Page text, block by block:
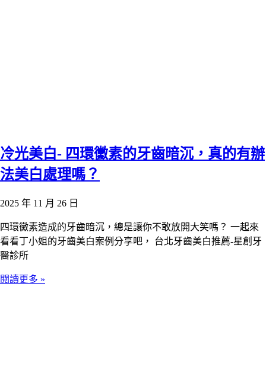
冷光美白- 四環黴素的牙齒暗沉，真的有辦
法美白處理嗎？
2025 年 11 月 26 日
四環黴素造成的牙齒暗沉，總是讓你不敢放開大笑嗎？ 一起來
看看丁小姐的牙齒美白案例分享吧， 台北牙齒美白推薦-星創牙
醫診所
閱讀更多 »